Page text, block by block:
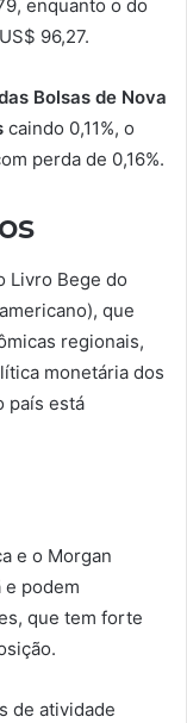
enquanto o do
96,27.
Bolsas de Nova
caindo 0,11%, o
perda de 0,16%.
Livro Bege do
que
regionais,
monetária dos
país está
e o Morgan
e podem
que tem forte
de atividade